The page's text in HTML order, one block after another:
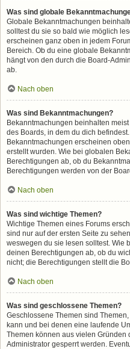
Was sind globale
Globale Bekanntmachungen
solltest du sie so bald wie möglich
erscheinen ganz oben in jedem
Bereich. Ob du eine globale
hängt von den durch die Board-
ab.
Nach oben
Was sind Bekanntmachungen?
Bekanntmachungen beinhalten
des Boards, in dem du dich
Bekanntmachungen erscheinen
erstellt wurden. Wie bei globalen
Berechtigungen ab, ob du
Berechtigungen werden von der
Nach oben
Was sind wichtige Themen?
Wichtige Themen eines Forums
sind nur auf der ersten Seite zu
weswegen du sie lesen solltest. Wie
deinen Berechtigungen ab, ob du
nicht; die Berechtigungen stellt die
Nach oben
Was sind geschlossene Themen?
Geschlossene Themen sind
kann und bei denen eine laufende
Themen können aus vielen Gründen
Administrator gesperrt werden.